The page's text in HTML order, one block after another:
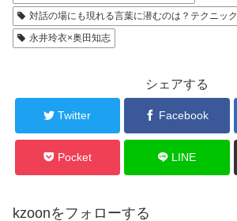
対話の場にも現れる言葉に潜むのは？テクニック
永井玲衣×奥田知志
シェアする
Twitter Facebook
Pocket LINE
kzoonをフォローする